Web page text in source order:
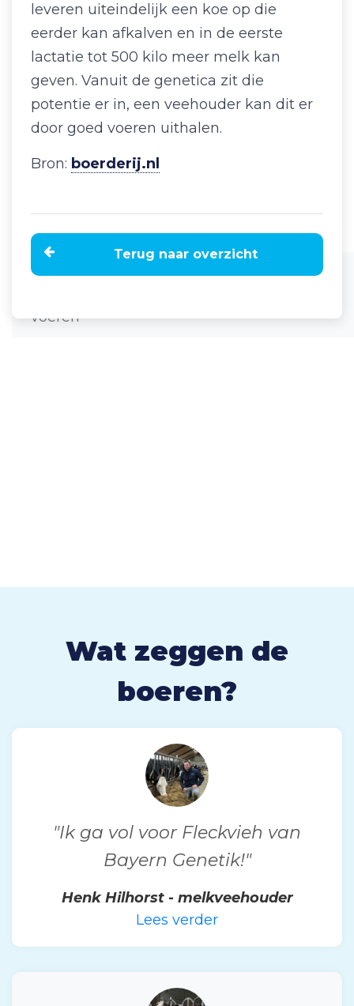
Home
Nieuws
voeren
leveren uiteindelijk een koe op die
eerder kan afkalven en in de eerste
lactatie tot 500 kilo meer melk kan
geven. Vanuit de genetica zit die
potentie er in, een veehouder kan dit er
door goed voeren uithalen.
Bron: boerderij.nl
Terug naar overzicht
Wat zeggen de
boeren?
"Ik ga vol voor Fleckvieh van
Bayern Genetik!"
Henk Hilhorst - melkveehouder
Lees verder